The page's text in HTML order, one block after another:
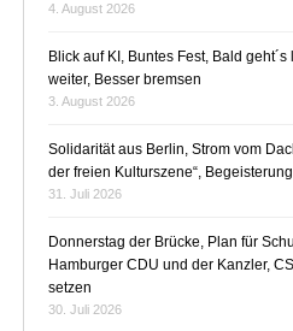
4. August 2026
Blick auf KI, Buntes Fest, Bald
weiter, Besser bremsen
3. August 2026
Solidarität aus Berlin, Strom vom
der freien Kulturszene“,
31. Juli 2026
Donnerstag der Brücke, Plan für
Hamburger CDU und der Kanzler,
setzen
30. Juli 2026